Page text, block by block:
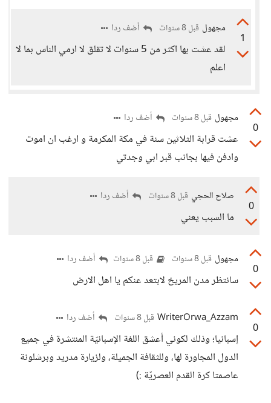
1
مجهول قبل 8 سنوات أضف ردا
لقد عشت بها اكثر من 5 سنوات لا تقلق لا ارمي الناس بما لا
اعلم
0
مجهول قبل 8 سنوات أضف ردا
عشت قرابة الثلاثين سنة في مكة المكرمة و ارغب ان اموت
وادفن فيها بجانب قبر ابي وجدتي
0
صلاح الحجي قبل 8 سنوات أضف ردا
ما السبب يعني
0
مجهول قبل 8 سنوات قبل 8 سنوات أضف ردا
سانتظر مدن المريخ لابتعد عنكم يا اهل الارض
0
WriterOrwa_Azzam قبل 8 سنوات أضف ردا
إسبانيا؛ وذلك لكوني أعشق اللغة الإسبانيّة المنتشرة في جميع
الدول المجاورة لها، وللثقافة الجميلة، ولزيارة مدريد وبرشلونة
عاصمتا كرة القدم العصريّة :)